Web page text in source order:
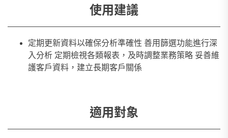
使用建議
定期更新資料以確保分析準確性 善用篩選功能進行深
入分析 定期檢視各類報表，及時調整業務策略 妥善維
護客戶資料，建立長期客戶關係
適用對象